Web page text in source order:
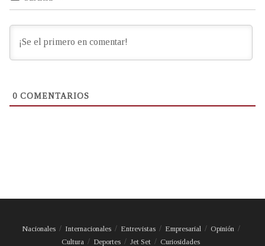
0 COMENTARIOS
Nacionales Internacionales Entrevistas Empresarial
Opinión
Cultura
Deportes Jet Set Curiosidades